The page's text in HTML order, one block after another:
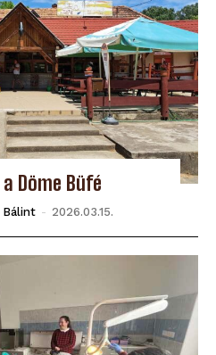
Döme Büfé
Bálint - 2026.03.15.